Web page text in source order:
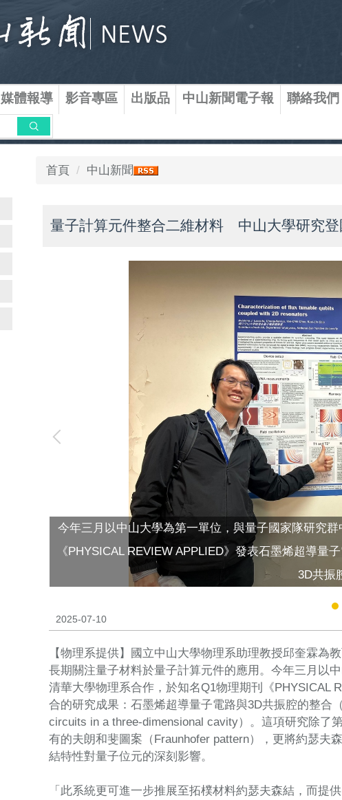
媒體報導 影音專區 出版品 中山新聞電子報 聯絡我們
搜尋
首頁 中山新聞
量子計算元件整合二維材料 中山大學研究登
今年三月以中山大學為第一單位，與量子國家隊研究
《PHYSICAL REVIEW APPLIED》發表石墨烯超導
3D共振
2025-07-10
【物理系提供】國立中山大學物理系助理教授邱奎霖為
長期關注量子材料於量子計算元件的應用。今年三月以
清華大學物理系合作，於知名Q1物理期刊《PHYSICAL
合的研究成果：石墨烯超導量子電路與3D共振腔的整合
circuits in a three-dimensional cavity）。這項研究除了
有的夫朗和斐圖案（Fraunhofer pattern），更將約瑟夫
結特性對量子位元的深刻影響。
「此系統更可進一步推展至拓樸材料約瑟夫森結，而提